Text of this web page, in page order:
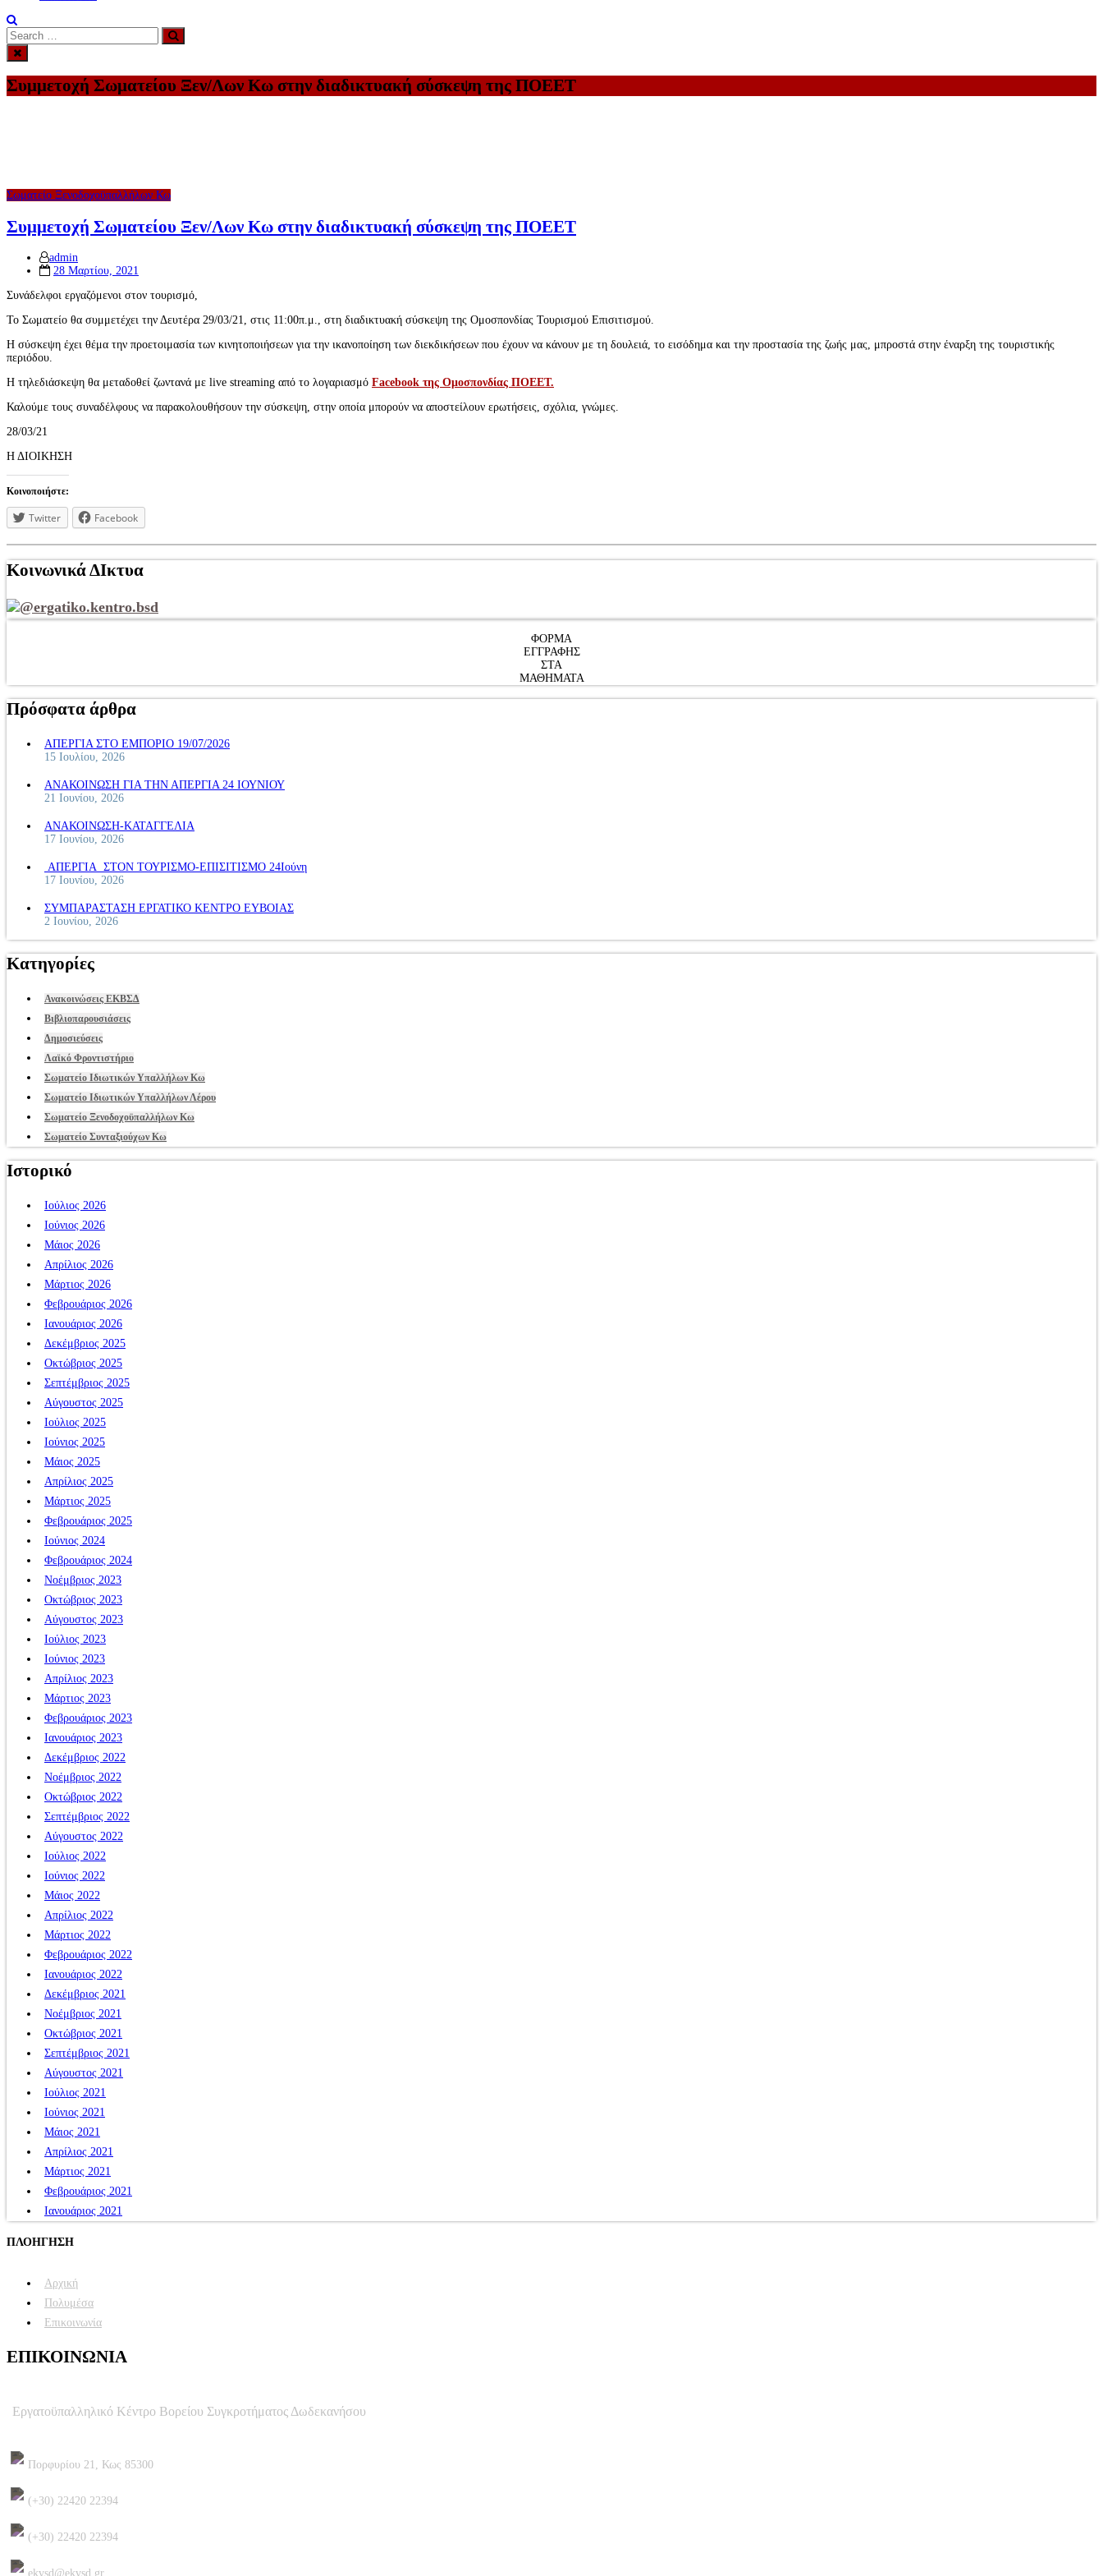
Search
for:
Search
Συμμετοχή Σωματείου Ξεν/Λων Κω στην διαδικτυακή σύσκεψη της ΠΟΕΕΤ
Σωματείο Ξενοδοχοϋπαλλήλων Κω
Συμμετοχή Σωματείου Ξεν/Λων Κω στην διαδικτυακή σύσκεψη της ΠΟΕΕΤ
admin
Posted
28 Μαρτίου, 2021
Συνάδελφοι εργαζόμενοι στον τουρισμό,
Το Σωματείο θα συμμετέχει την Δευτέρα 29/03/21, στις 11:00π.μ., στη διαδικτυακή σύσκεψη της Ομοσπονδίας Τουρισμού Επισιτισμού.
Η σύσκεψη έχει θέμα την προετοιμασία των κινητοποιήσεων για την ικανοποίηση των διεκδικήσεων που έχουν να κάνουν με τη δουλειά, το εισόδημα και την προστασία της ζωής μας, μπροστά στην έναρξη της τουριστικής
περιόδου.
Η τηλεδιάσκεψη θα μεταδοθεί ζωντανά με live streaming από το λογαριασμό Facebook της Ομοσπονδίας ΠΟΕΕΤ.
Καλούμε τους συναδέλφους να παρακολουθήσουν την σύσκεψη, στην οποία μπορούν να αποστείλουν ερωτήσεις, σχόλια, γνώμες.
28/03/21
Η ΔΙΟΙΚΗΣΗ
Κοινοποιήστε:
Twitter Facebook
Κοινωνικά ΔΙκτυα
@ergatiko.kentro.bsd
ΦΟΡΜΑ
ΕΓΓΡΑΦΗΣ
ΣΤΑ
ΜΑΘΗΜΑΤΑ
Πρόσφατα άρθρα
ΑΠΕΡΓΙΑ ΣΤΟ ΕΜΠΟΡΙΟ 19/07/2026
15 Ιουλίου, 2026
ΑΝΑΚΟΙΝΩΣΗ ΓΙΑ ΤΗΝ ΑΠΕΡΓΙΑ 24 ΙΟΥΝΙΟΥ
21 Ιουνίου, 2026
ΑΝΑΚΟΙΝΩΣΗ-ΚΑΤΑΓΓΕΛΙΑ
17 Ιουνίου, 2026
ΑΠΕΡΓΙΑ ΣΤΟΝ ΤΟΥΡΙΣΜΟ-ΕΠΙΣΙΤΙΣΜΟ 24Ιούνη
17 Ιουνίου, 2026
ΣΥΜΠΑΡΑΣΤΑΣΗ ΕΡΓΑΤΙΚΟ ΚΕΝΤΡΟ ΕΥΒΟΙΑΣ
2 Ιουνίου, 2026
Κατηγορίες
Ανακοινώσεις ΕΚΒΣΔ
Βιβλιοπαρουσιάσεις
Δημοσιεύσεις
Λαϊκό Φροντιστήριο
Σωματείο Ιδιωτικών Υπαλλήλων Κω
Σωματείο Ιδιωτικών Υπαλλήλων Λέρου
Σωματείο Ξενοδοχοϋπαλλήλων Κω
Σωματείο Συνταξιούχων Κω
Ιστορικό
Ιούλιος 2026
Ιούνιος 2026
Μάιος 2026
Απρίλιος 2026
Μάρτιος 2026
Φεβρουάριος 2026
Ιανουάριος 2026
Δεκέμβριος 2025
Οκτώβριος 2025
Σεπτέμβριος 2025
Αύγουστος 2025
Ιούλιος 2025
Ιούνιος 2025
Μάιος 2025
Απρίλιος 2025
Μάρτιος 2025
Φεβρουάριος 2025
Ιούνιος 2024
Φεβρουάριος 2024
Νοέμβριος 2023
Οκτώβριος 2023
Αύγουστος 2023
Ιούλιος 2023
Ιούνιος 2023
Απρίλιος 2023
Μάρτιος 2023
Φεβρουάριος 2023
Ιανουάριος 2023
Δεκέμβριος 2022
Νοέμβριος 2022
Οκτώβριος 2022
Σεπτέμβριος 2022
Αύγουστος 2022
Ιούλιος 2022
Ιούνιος 2022
Μάιος 2022
Απρίλιος 2022
Μάρτιος 2022
Φεβρουάριος 2022
Ιανουάριος 2022
Δεκέμβριος 2021
Νοέμβριος 2021
Οκτώβριος 2021
Σεπτέμβριος 2021
Αύγουστος 2021
Ιούλιος 2021
Ιούνιος 2021
Μάιος 2021
Απρίλιος 2021
Μάρτιος 2021
Φεβρουάριος 2021
Ιανουάριος 2021
ΠΛΟΗΓΗΣΗ
Αρχική
Πολυμέσα
Επικοινωνία
ΕΠΙΚΟΙΝΩΝΙΑ
Εργατοϋπαλληλικό Κέντρο Βορείου Συγκροτήματος Δωδεκανήσου
Πορφυρίου 21, Κως 85300
(+30) 22420 22394
(+30) 22420 22394
ekvsd@ekvsd.gr